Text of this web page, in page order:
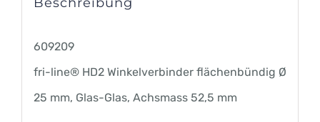
Menge
609209
fri-line® HD2 Winkelverbinder flächenbündig Ø
25 mm, Glas-Glas, Achsmass 52,5 mm